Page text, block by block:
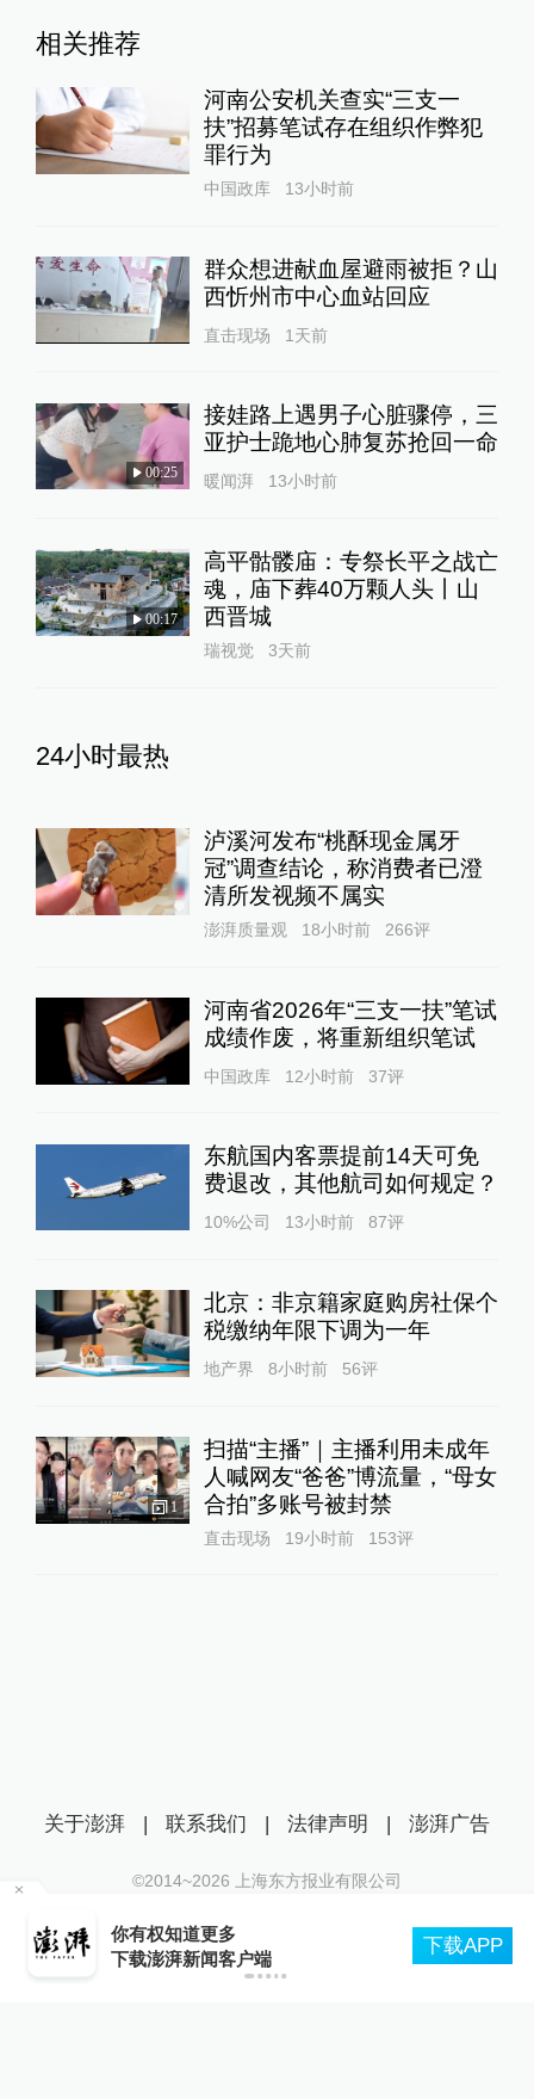
相关推荐
河南公安机关查实“三支一
扶”招募笔试存在组织作弊犯
罪行为
中国政库 13小时前
群众想进献血屋避雨被拒？山
西忻州市中心血站回应
直击现场 1天前
00:25
接娃路上遇男子心脏骤停，三
亚护士跪地心肺复苏抢回一命
暖闻湃 13小时前
00:17
高平骷髅庙：专祭长平之战亡
魂，庙下葬40万颗人头丨山
西晋城
瑞视觉 3天前
24小时最热
泸溪河发布“桃酥现金属牙
冠”调查结论，称消费者已澄
清所发视频不属实
澎湃质量观 18小时前 266评
河南省2026年“三支一扶”笔试
成绩作废，将重新组织笔试
中国政库 12小时前 37评
东航国内客票提前14天可免
费退改，其他航司如何规定？
10%公司 13小时前 87评
北京：非京籍家庭购房社保个
税缴纳年限下调为一年
地产界 8小时前 56评
1
扫描“主播”｜主播利用未成年
人喊网友“爸爸”博流量，“母女
合拍”多账号被封禁
直击现场 19小时前 153评
你有权知道更多
下载澎湃新闻客户端
下载APP
关于澎湃 | 联系我们 | 法律声明 | 澎湃广告
©2014~2026 上海东方报业有限公司
互联网新闻信息服务许可证：31120170006
沪公网安备 31010602000299号